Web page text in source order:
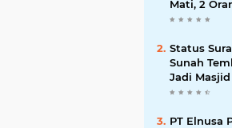
Mati, 2
Jadi Korban
Status
Sunah
Jadi
Warga
PT Elnusa